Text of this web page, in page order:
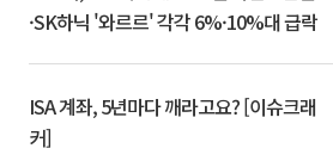
·SK하닉 '와르르' 각각 6%·10%대 급락
ISA 계좌, 5년마다 깨라고요? [이슈크래
커]